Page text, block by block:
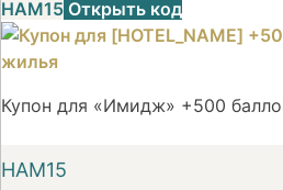
НАМ15 Открыть код
Купон для «Имидж» +500
НАМ15